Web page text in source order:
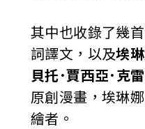
其中也收錄了幾
詞譯文，以及埃
貝托･賈西亞･克
原創漫畫，埃琳
繪者。